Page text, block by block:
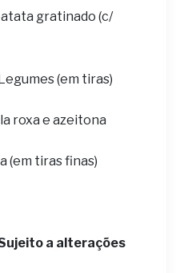
gratinado (c/
(em tiras)
roxa e azeitona
(em tiras finas)
a alterações